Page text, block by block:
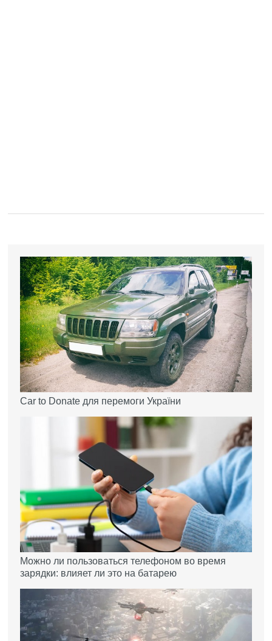
Car to Donate для перемоги України
Можно ли пользоваться телефоном во время
зарядки: влияет ли это на батарею